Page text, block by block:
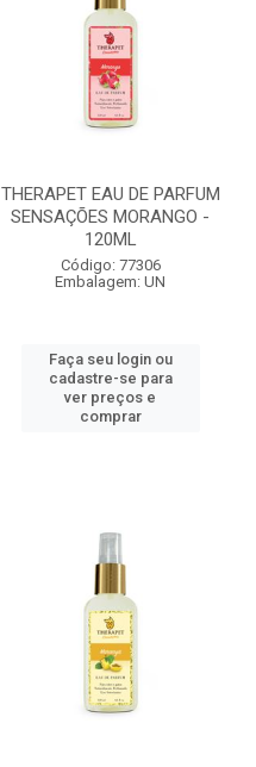
THERAPET EAU DE PARFUM
SENSAÇÕES MORANGO -
120ML
Código: 77306
Embalagem: UN
Faça seu login ou
cadastre-se para
ver preços e
comprar